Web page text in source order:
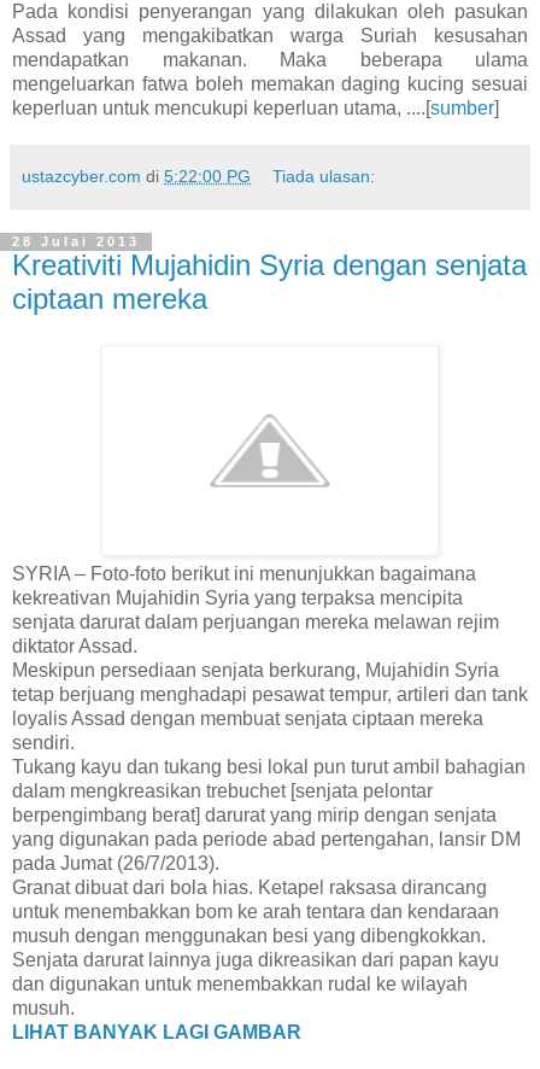
Pada kondisi penyerangan yang dilakukan oleh pasukan
Assad yang mengakibatkan warga Suriah kesusahan
mendapatkan makanan. Maka beberapa ulama
mengeluarkan fatwa boleh memakan daging kucing sesuai
keperluan untuk mencukupi keperluan utama, ....[sumber]
ustazcyber.com di 5:22:00 PG Tiada ulasan:
28 Julai 2013
Kreativiti Mujahidin Syria dengan senjata
ciptaan mereka
SYRIA – Foto-foto berikut ini menunjukkan bagaimana
kekreativan Mujahidin Syria yang terpaksa mencipita
senjata darurat dalam perjuangan mereka melawan rejim
diktator Assad.
Meskipun persediaan senjata berkurang, Mujahidin Syria
tetap berjuang menghadapi pesawat tempur, artileri dan tank
loyalis Assad dengan membuat senjata ciptaan mereka
sendiri.
Tukang kayu dan tukang besi lokal pun turut ambil bahagian
dalam mengkreasikan trebuchet [senjata pelontar
berpengimbang berat] darurat yang mirip dengan senjata
yang digunakan pada periode abad pertengahan, lansir DM
pada Jumat (26/7/2013).
Granat dibuat dari bola hias. Ketapel raksasa dirancang
untuk menembakkan bom ke arah tentara dan kendaraan
musuh dengan menggunakan besi yang dibengkokkan.
Senjata darurat lainnya juga dikreasikan dari papan kayu
dan digunakan untuk menembakkan rudal ke wilayah
musuh.
LIHAT BANYAK LAGI GAMBAR